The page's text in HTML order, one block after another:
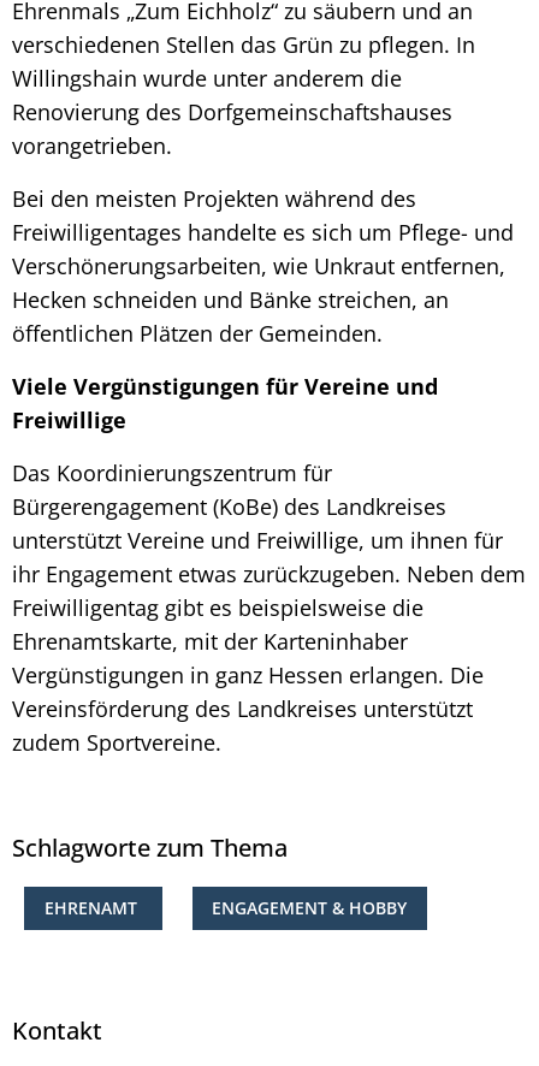
Ehrenmals „Zum Eichholz“ zu säubern und an
verschiedenen Stellen das Grün zu pflegen. In
Willingshain wurde unter anderem die
Renovierung des Dorfgemeinschaftshauses
vorangetrieben.
Bei den meisten Projekten während des
Freiwilligentages handelte es sich um Pflege- und
Verschönerungsarbeiten, wie Unkraut entfernen,
Hecken schneiden und Bänke streichen, an
öffentlichen Plätzen der Gemeinden.
Viele Vergünstigungen für Vereine und
Freiwillige
Das Koordinierungszentrum für
Bürgerengagement (KoBe) des Landkreises
unterstützt Vereine und Freiwillige, um ihnen für
ihr Engagement etwas zurückzugeben. Neben dem
Freiwilligentag gibt es beispielsweise die
Ehrenamtskarte, mit der Karteninhaber
Vergünstigungen in ganz Hessen erlangen. Die
Vereinsförderung des Landkreises unterstützt
zudem Sportvereine.
Schlagworte zum Thema
EHRENAMT ENGAGEMENT & HOBBY
Kontakt